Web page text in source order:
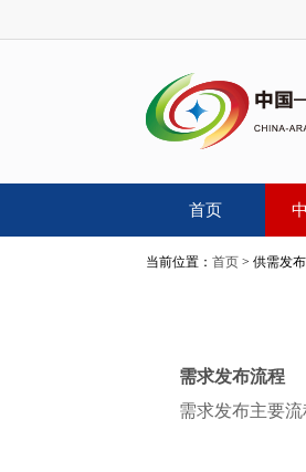
首页
当前位置： 首页 > 供需发布
需求发布流程
需求发布主要